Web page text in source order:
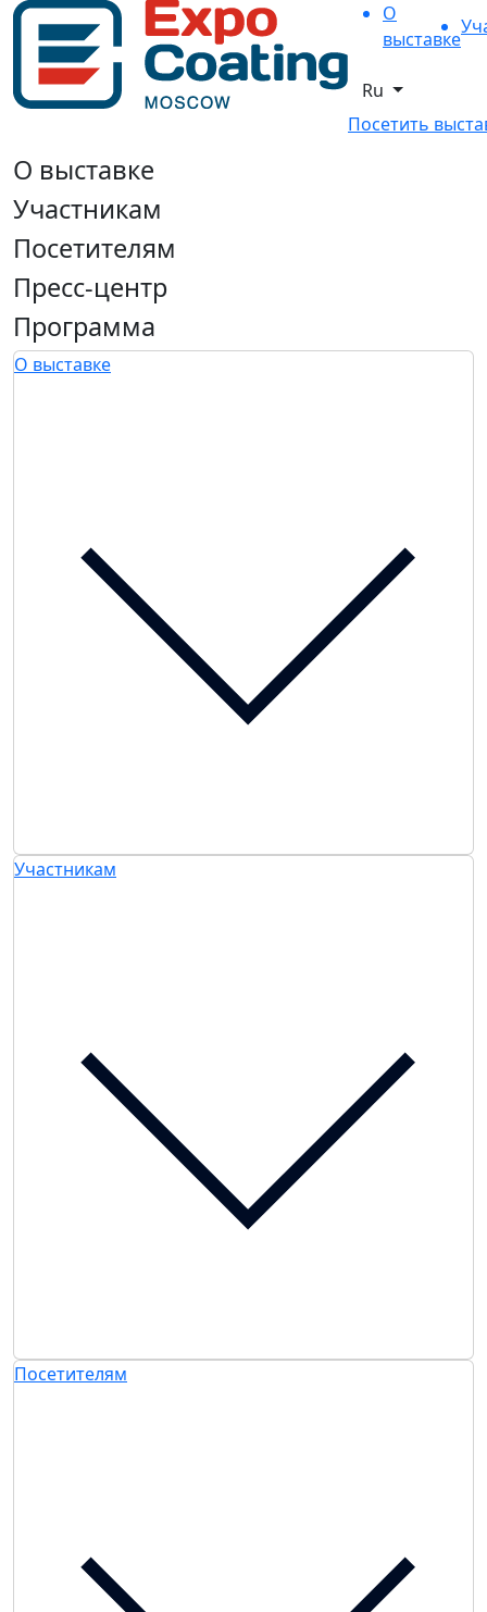
О
выставке
Ru
Посетить
О выставке
Участникам
Посетителям
Пресс-центр
Программа
О выставке
Участникам
Посетителям